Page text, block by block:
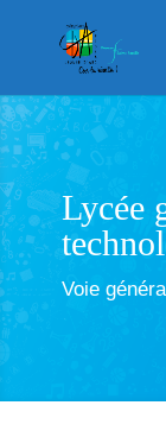
Lycée
Voie